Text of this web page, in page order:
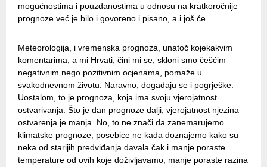
mogućnostima i pouzdanostima u odnosu na kratkoročnije
prognoze već je bilo i govoreno i pisano, a i još će…
Meteorologija, i vremenska prognoza, unatoč kojekakvim
komentarima, a mi Hrvati, čini mi se, skloni smo češćim
negativnim nego pozitivnim ocjenama, pomaže u
svakodnevnom životu. Naravno, događaju se i pogrješke.
Uostalom, to je prognoza, koja ima svoju vjerojatnost
ostvarivanja. Što je dan prognoze dalji, vjerojatnost njezina
ostvarenja je manja. No, to ne znači da zanemarujemo
klimatske prognoze, posebice ne kada doznajemo kako su
neka od starijih predviđanja davala čak i manje poraste
temperature od ovih koje doživljavamo, manje poraste razina